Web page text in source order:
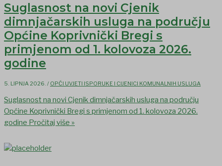
Suglasnost na novi Cjenik
dimnjačarskih usluga na području
Općine Koprivnički Bregi s
primjenom od 1. kolovoza 2026.
godine
5. LIPNJA 2026. / OPĆI UVJETI ISPORUKE I CIJENICI KOMUNALNIH USLUGA
Suglasnost na novi Cjenik dimnjačarskih usluga na području
Općine Koprivnički Bregi s primjenom od 1. kolovoza 2026.
godine Pročitaj više »